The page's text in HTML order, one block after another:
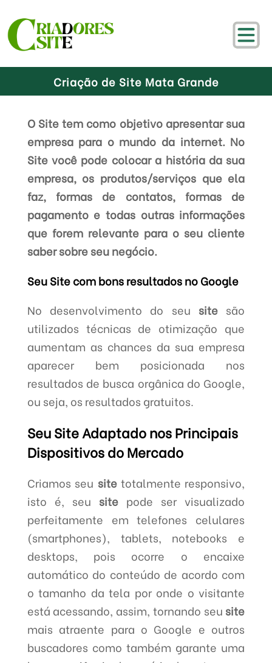
Criação de Site Mata Grande
O Site tem como objetivo apresentar sua
empresa para o mundo da internet. No
Site você pode colocar a história da sua
empresa, os produtos/serviços que ela
faz, formas de contatos, formas de
pagamento e todas outras informações
que forem relevante para o seu cliente
saber sobre seu negócio.
Seu Site com bons resultados no Google
No desenvolvimento do seu sitesão
utilizados técnicas de otimização que
aumentam as chances da sua empresa
aparecer bem posicionada nos
resultados de busca orgânica do Google,
ou seja, os resultados gratuitos.
Seu Site Adaptado nos Principais
Dispositivos do Mercado
Criamos seu sitetotalmente responsivo,
isto é, seu site pode ser visualizado
perfeitamente em telefones celulares
(smartphones), tablets, notebooks e
desktops, pois ocorre o encaixe
automático do conteúdo de acordo com
o tamanho da tela por onde o visitante
está acessando, assim, tornando seu site
mais atraente para o Google e outros
buscadores como também garante uma